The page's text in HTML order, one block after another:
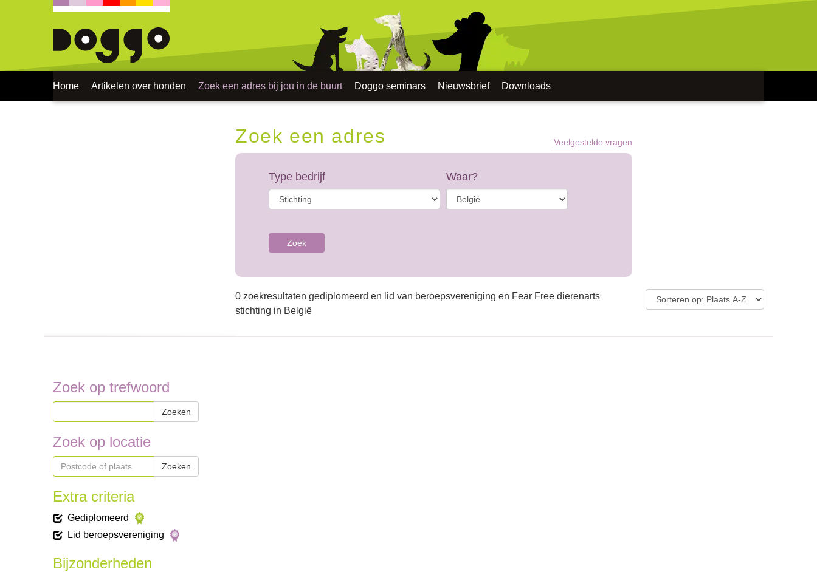
Home Artikelen over honden Zoek een adres bij jou in de buurt Doggo seminars Nieuwsbrief Downloads
Zoek een adres Veelgestelde vragen
Type bedrijf Waar?
Zoek
0 zoekresultaten gediplomeerd en lid van beroepsvereniging en Fear Free dierenarts
stichting in België
Zoek op trefwoord
Zoeken
Zoek op locatie
Zoeken
Extra criteria
Gediplomeerd
Lid beroepsvereniging
Bijzonderheden